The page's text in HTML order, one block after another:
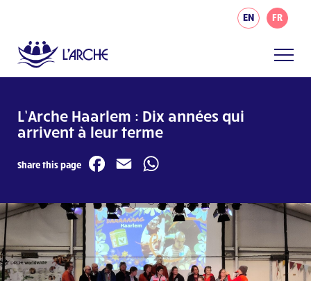
EN FR
L’Arche Haarlem : Dix années qui
arrivent à leur terme
Share this page Facebook
Email